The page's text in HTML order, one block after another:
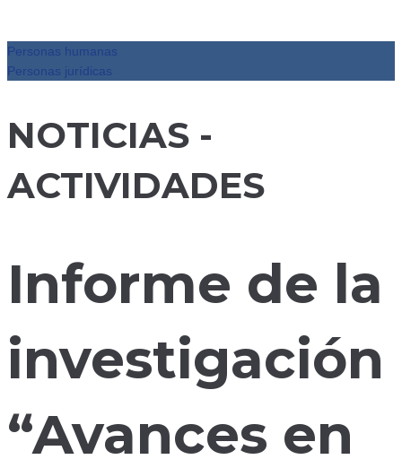
Personas humanas
Personas jurídicas
NOTICIAS -
ACTIVIDADES
Informe de la
investigación
“Avances en